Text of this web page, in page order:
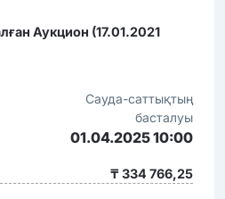
Аукцион (17.01.2021
Сауда-саттықтың
басталуы
01.04.2025 10:00
₸ 334 766,25